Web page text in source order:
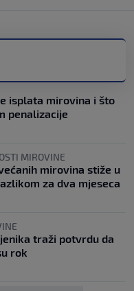
isplata mirovina i što
penalizacije
MIROVINE
mirovina stiže u
za dva mjeseca
traži potvrdu da
rok